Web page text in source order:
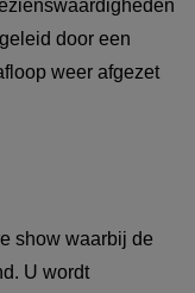
door een
weer afgezet
show waarbij de
U wordt